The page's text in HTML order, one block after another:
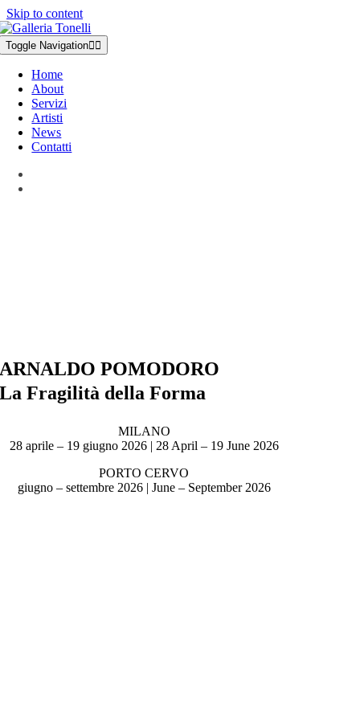
Skip to content
Toggle Navigation
Home
About
Servizi
Artisti
News
Contatti
ARNALDO POMODORO
La Fragilità della Forma
MILANO
28 aprile – 19 giugno 2026 | 28 April – 19 June 2026
PORTO CERVO
giugno – settembre 2026 | June – September 2026